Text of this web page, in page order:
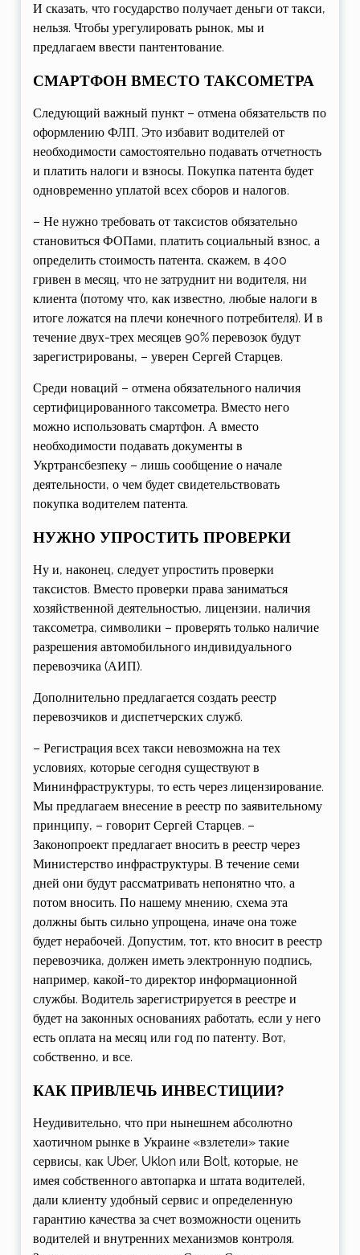
И сказать, что государство получает деньги от такси,
нельзя. Чтобы урегулировать рынок, мы и
предлагаем ввести пантентование.
СМАРТФОН ВМЕСТО ТАКСОМЕТРА
Следующий важный пункт – отмена обязательств по
оформлению ФЛП. Это избавит водителей от
необходимости самостоятельно подавать отчетность
и платить налоги и взносы. Покупка патента будет
одновременно уплатой всех сборов и налогов.
– Не нужно требовать от таксистов обязательно
становиться ФОПами, платить социальный взнос, а
определить стоимость патента, скажем, в 400
гривен в месяц, что не затруднит ни водителя, ни
клиента (потому что, как известно, любые налоги в
итоге ложатся на плечи конечного потребителя). И в
течение двух-трех месяцев 90% перевозок будут
зарегистрированы, – уверен Сергей Старцев.
Среди новаций – отмена обязательного наличия
сертифицированного таксометра. Вместо него
можно использовать смартфон. А вместо
необходимости подавать документы в
Укртрансбезпеку – лишь сообщение о начале
деятельности, о чем будет свидетельствовать
покупка водителем патента.
НУЖНО УПРОСТИТЬ ПРОВЕРКИ
Ну и, наконец, следует упростить проверки
таксистов. Вместо проверки права заниматься
хозяйственной деятельностью, лицензии, наличия
таксометра, символики – проверять только наличие
разрешения автомобильного индивидуального
перевозчика (АИП).
Дополнительно предлагается создать реестр
перевозчиков и диспетчерских служб.
– Регистрация всех такси невозможна на тех
условиях, которые сегодня существуют в
Мининфраструктуры, то есть через лицензирование.
Мы предлагаем внесение в реестр по заявительному
принципу, – говорит Сергей Старцев. –
Законопроект предлагает вносить в реестр через
Министерство инфраструктуры. В течение семи
дней они будут рассматривать непонятно что, а
потом вносить. По нашему мнению, схема эта
должны быть сильно упрощена, иначе она тоже
будет нерабочей. Допустим, тот, кто вносит в реестр
перевозчика, должен иметь электронную подпись,
например, какой-то директор информационной
службы. Водитель зарегистрируется в реестре и
будет на законных основаниях работать, если у него
есть оплата на месяц или год по патенту. Вот,
собственно, и все.
КАК ПРИВЛЕЧЬ ИНВЕСТИЦИИ?
Неудивительно, что при нынешнем абсолютно
хаотичном рынке в Украине «взлетели» такие
сервисы, как Uber, Uklon или Bolt, которые, не
имея собственного автопарка и штата водителей,
дали клиенту удобный сервис и определенную
гарантию качества за счет возможности оценить
водителей и внутренних механизмов контроля.